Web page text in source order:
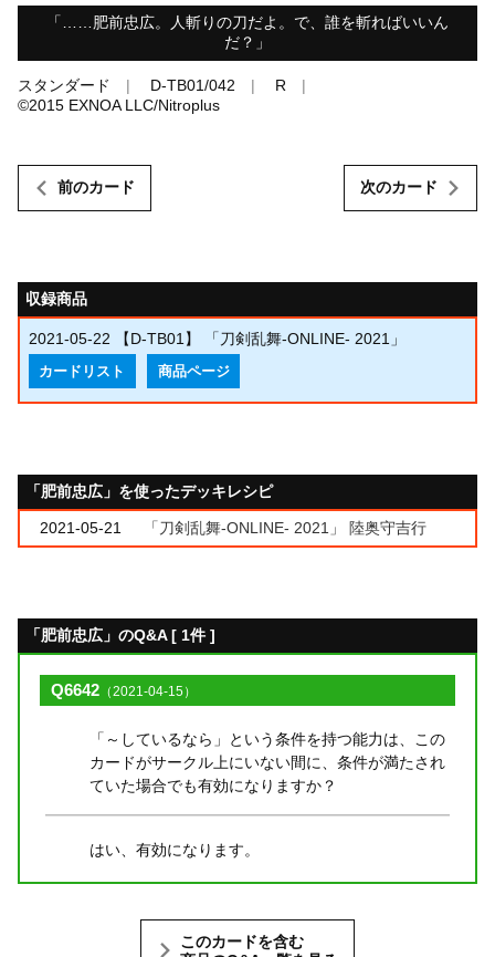
「……肥前忠広。人斬りの刀だよ。で、誰を斬ればいいん
だ？」
スタンダード D-TB01/042
R
©︎2015 EXNOA LLC/Nitroplus
前のカード 次のカード
収録商品
2021-05-22 【D-TB01】 「刀剣乱舞-ONLINE- 2021」
カードリスト 商品ページ
「肥前忠広」を使ったデッキレシピ
2021-05-21 「刀剣乱舞-ONLINE- 2021」 陸奥守吉行
「肥前忠広」のQ&A [ 1件 ]
Q6642 （2021-04-15）
「～しているなら」という条件を持つ能力は、この
カードがサークル上にいない間に、条件が満たされ
ていた場合でも有効になりますか？
はい、有効になります。
このカードを含む